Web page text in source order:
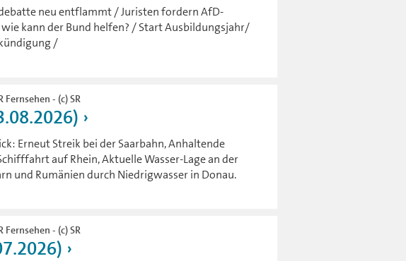
neu entflammt / Juristen fordern AfD-
kann der Bund helfen? / Start Ausbildungsjahr/
/
- (c) SR
Erneut Streik bei der Saarbahn, Anhaltende
auf Rhein, Aktuelle Wasser-Lage an der
und Rumänien durch Niedrigwasser in Donau.
- (c) SR